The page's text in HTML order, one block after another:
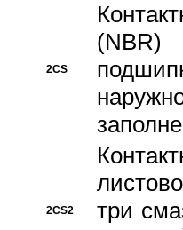
2CS
(NBR)
2CS2
три